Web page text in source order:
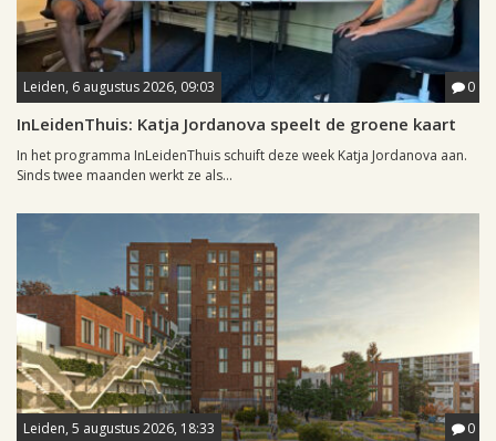
Leiden, 6 augustus 2026, 09:03 0
InLeidenThuis: Katja Jordanova speelt de groene kaart
In het programma InLeidenThuis schuift deze week Katja Jordanova aan.
Sinds twee maanden werkt ze als...
Leiden, 5 augustus 2026, 18:33 0